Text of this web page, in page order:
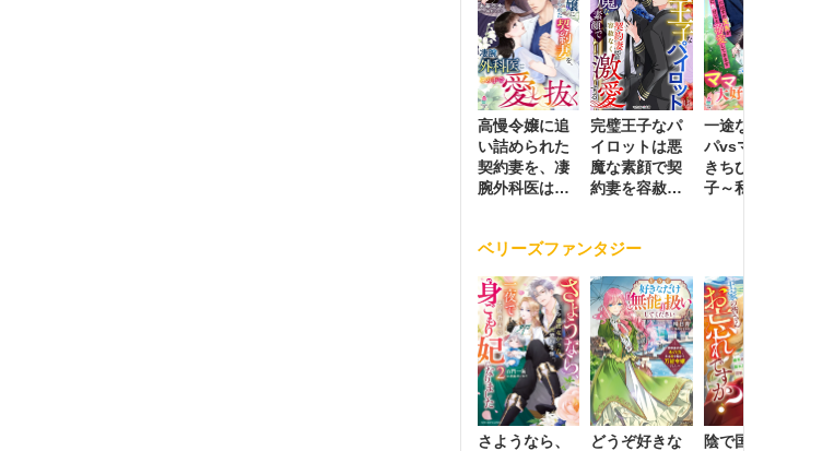
高慢令嬢に追
い詰められた
契約妻を、凄
腕外科医はこ
完璧王子なパ
イロットは悪
魔な素顔で契
約妻を容赦な
一途な社長パ
パvsママ大好
きちびっこ息
子～私を捨て
ベリーズファンタジー
さようなら、
どうぞ好きな
陰で国を支え